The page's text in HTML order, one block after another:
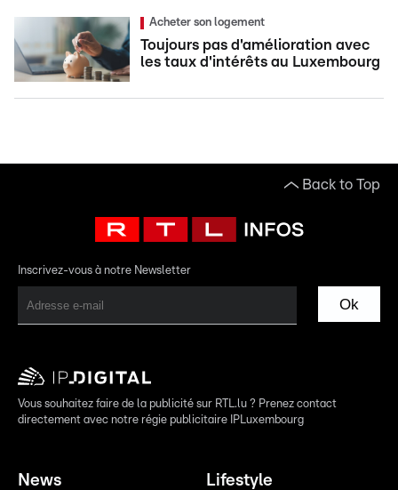
Acheter son logement
Toujours pas d'amélioration avec
les taux d'intérêts au Luxembourg
Back to Top
Inscrivez-vous à notre Newsletter
Ok
Vous souhaitez faire de la publicité sur RTL.lu ? Prenez contact
directement avec notre régie publicitaire IPLuxembourg
News Lifestyle